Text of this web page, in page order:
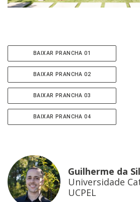
BAIXAR PRANCHA 01
BAIXAR PRANCHA 02
BAIXAR PRANCHA 03
BAIXAR PRANCHA 04
Guilherme da
Universidade
UCPEL